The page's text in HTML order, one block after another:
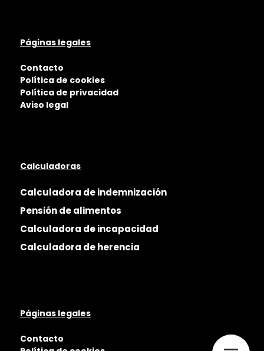
Páginas legales
Contacto
Política de cookies
Política de privacidad
Aviso legal
Calculadoras
Calculadora de indemnización
Pensión de alimentos
Calculadora de incapacidad
Calculadora de herencia
Páginas legales
Contacto